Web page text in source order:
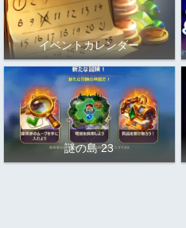
イベントカレンダー
謎の島 23